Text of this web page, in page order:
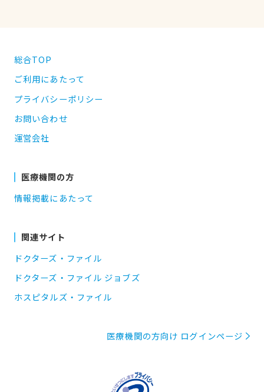
総合TOP
ご利用にあたって
プライバシーポリシー
お問い合わせ
運営会社
医療機関の方
情報掲載にあたって
関連サイト
ドクターズ・ファイル
ドクターズ・ファイル ジョブズ
ホスピタルズ・ファイル
医療機関の方向け ログインページ